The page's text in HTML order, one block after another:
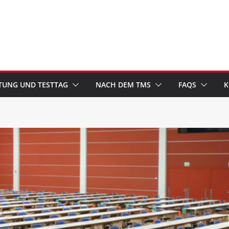
UND TESTTAG NACH DEM TMS FAQS